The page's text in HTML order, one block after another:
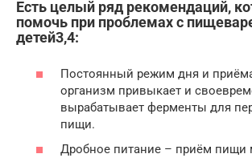
Есть целый ряд рекомендаций,
помочь при проблемах с
детей3,4:
Постоянный режим дня и
организм привыкает и
вырабатывает ферменты для
пищи.
Дробное питание – приём пищи